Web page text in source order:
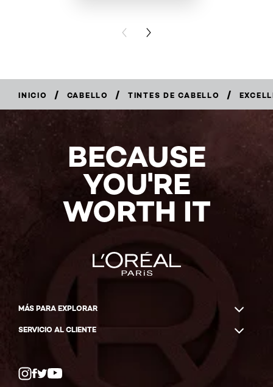
PREVIOUS CARD
NEXT CARD
INICIO / CABELLO / TINTES DE CABELLO /
AHORA
BECAUSE
YOU'RE
WORTH IT
MÁS PARA EXPLORAR
SERVICIO AL CLIENTE